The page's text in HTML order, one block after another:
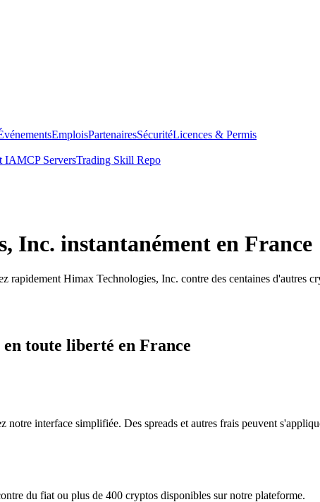
EmploisPartenairesSécuritéLicences & Permis
IAMCP ServersTrading Skill Repo
Inc. instantanément en France
rapidement Himax Technologies, Inc. contre des centaines d'autres
toute liberté en France
interface simplifiée. Des spreads et autres frais peuvent
du fiat ou plus de 400 cryptos disponibles sur notre plateforme.